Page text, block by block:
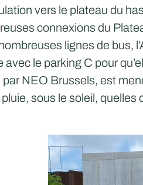
vers le plateau du
connexions du
lignes de bus,
avec le parking C pour
par NEO Brussels, est
sous le soleil, quelles